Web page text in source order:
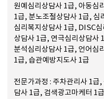
원예심리상담사 1급, 아동심
1급, 분노조절상담사 1급, 심
심리복지상담사 1급, DISC
상담사 1급, 연극심리상담사
분석심리상담사 1급, 언어심
1급, 습관예방지도사 1급
전문가과정 : 주차관리사 1급
담사 1급, 검색광고마케터 1